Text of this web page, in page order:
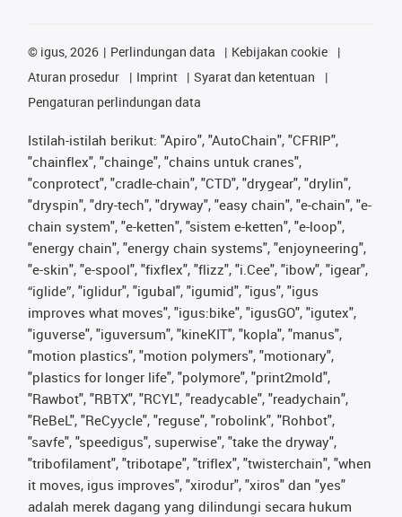
© igus, 2026 Perlindungan data
Kebijakan cookie
Aturan prosedur
Imprint
Syarat dan ketentuan
Pengaturan perlindungan data
Istilah-istilah berikut: "Apiro", "AutoChain", "CFRIP",
"chainflex", "chainge", "chains untuk cranes",
"conprotect", "cradle-chain", "CTD", "drygear", "drylin",
"dryspin", "dry-tech", "dryway", "easy chain", "e-chain", "e-
chain system", "e-ketten", "sistem e-ketten", "e-loop",
"energy chain", "energy chain systems", "enjoyneering",
"e-skin", "e-spool", "fixflex", "flizz", "i.Cee", "ibow", "igear",
“iglide”, "iglidur", "igubal", "igumid", "igus", "igus
improves what moves", "igus:bike", "igusGO", "igutex",
"iguverse", "iguversum", "kineKIT", "kopla", "manus",
"motion plastics", "motion polymers", "motionary",
"plastics for longer life", "polymore", "print2mold",
"Rawbot", "RBTX", "RCYL", "readycable", "readychain",
"ReBeL", "ReCyycle", "reguse", "robolink", "Rohbot",
"savfe", "speedigus", superwise", "take the dryway",
"tribofilament", "tribotape", "triflex", "twisterchain", "when
it moves, igus improves", "xirodur", "xiros" dan "yes"
adalah merek dagang yang dilindungi secara hukum